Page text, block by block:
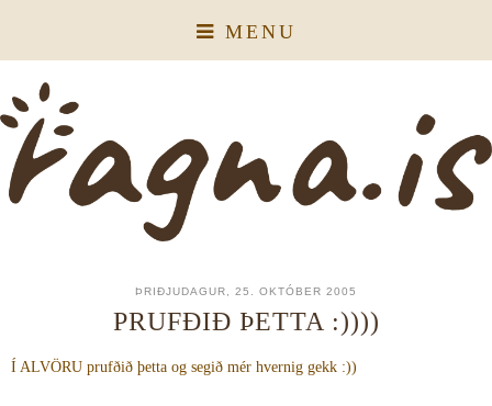
MENU
ÞRIÐJUDAGUR, 25. OKTÓBER 2005
PRUFÐIÐ ÞETTA :))))
Í ALVÖRU prufðið þetta og segið mér hvernig gekk :))